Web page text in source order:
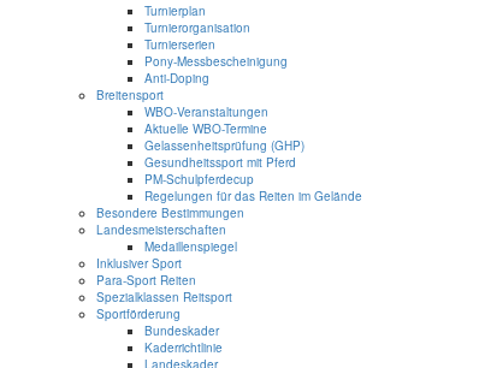
Turnierplan
Turnierorganisation
Turnierserien
Pony-Messbescheinigung
Anti-Doping
Breitensport
WBO-Veranstaltungen
Aktuelle WBO-Termine
Gelassenheitsprüfung (GHP)
Gesundheitssport mit Pferd
PM-Schulpferdecup
Regelungen für das Reiten im Gelände
Besondere Bestimmungen
Landesmeisterschaften
Medaillenspiegel
Inklusiver Sport
Para-Sport Reiten
Spezialklassen Reitsport
Sportförderung
Bundeskader
Kaderrichtlinie
Landeskader